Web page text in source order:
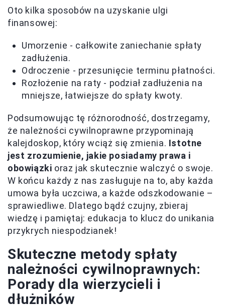
Oto kilka sposobów na uzyskanie ulgi
finansowej:
Umorzenie - całkowite zaniechanie spłaty
zadłużenia.
Odroczenie - przesunięcie terminu płatności.
Rozłożenie na raty - podział zadłużenia na
mniejsze, łatwiejsze do spłaty kwoty.
Podsumowując tę różnorodność, dostrzegamy,
że należności cywilnoprawne przypominają
kalejdoskop, który wciąż się zmienia. Istotne
jest zrozumienie, jakie posiadamy prawa i
obowiązki oraz jak skutecznie walczyć o swoje.
W końcu każdy z nas zasługuje na to, aby każda
umowa była uczciwa, a każde odszkodowanie –
sprawiedliwe. Dlatego bądź czujny, zbieraj
wiedzę i pamiętaj: edukacja to klucz do unikania
przykrych niespodzianek!
Skuteczne metody spłaty
należności cywilnoprawnych:
Porady dla wierzycieli i
dłużników